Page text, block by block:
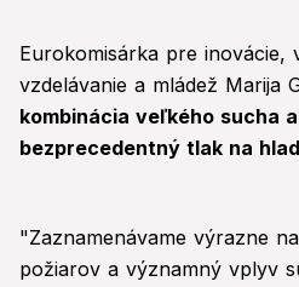
Eurokomisárka pre inovácie,
vzdelávanie a mládež Marija
kombinácia veľkého sucha
bezprecedentný tlak na
"Zaznamenávame výrazne
požiarov a významný vplyv